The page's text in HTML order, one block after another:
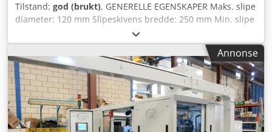
Tilstand: god (brukt), GENERELLE EGENSKAPER Maks. slipe
diameter: 120 mm Slipeskivens bredde: 250 mm Min. slipe
diameter: 1 mm Drivskivens diameter: 304 mm
Arbeidsskivens diameter: 508 mm DIMENSJONER OG VEKT
Høyde: 1 700 mm Bredde: 1 500 mm Lengde: 2 750 mm
Vekt: 4 000 kg ELEKTRISKE SPESIFIKASJONER Motoreffekt
(slipeskivehode): 15 kW Motoreffekt (styrespindelhode): 1,8
kW Motoreffekt (hydraulikk): 1,1 kW Total effekt: 20 kW
Chodorpnf Ajpfx Ahlea Spenning: 220/380 V
Annonse